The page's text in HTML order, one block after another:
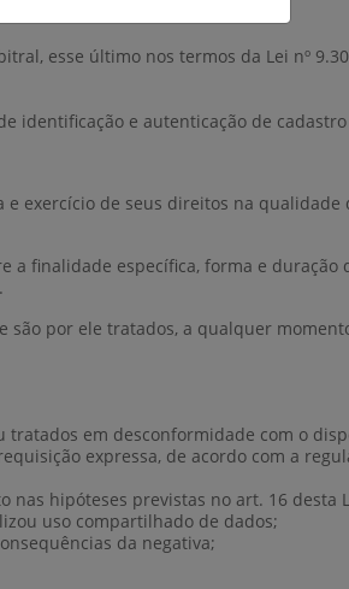
esse último nos termos da Lei nº
identificação e autenticação de
exercício de seus direitos na qualidade
finalidade específica, forma e duração
por ele tratados, a qualquer
em desconformidade com o
expressa, de acordo com a
nas hipóteses previstas no art. 16 desta
uso compartilhado de dados;
da negativa;